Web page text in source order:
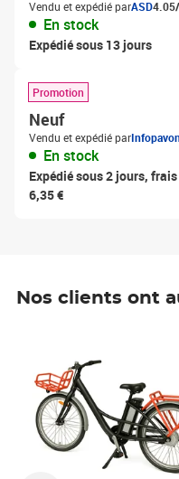
Vendu et expédié parASD
En stock
Expédié sous 13 jours
Promotion
Neuf
Vendu et expédié par
En stock
Expédié sous 2 jours,
6,35 €
Nos clients ont